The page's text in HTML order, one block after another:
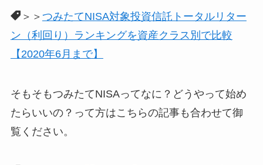
＞＞ つみたてNISA対象投資信託トータルリター
ン（利回り）ランキングを資産クラス別で比較
【2020年6月まで】
そもそもつみたてNISAってなに？どうやって始め
たらいいの？って方はこちらの記事も合わせて御
覧ください。